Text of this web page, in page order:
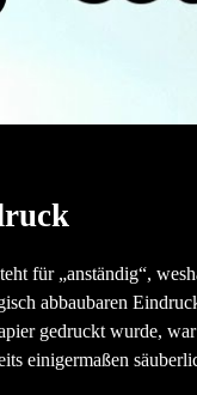
für „anständig“,
abbaubaren
gedruckt wurde,
einigermaßen